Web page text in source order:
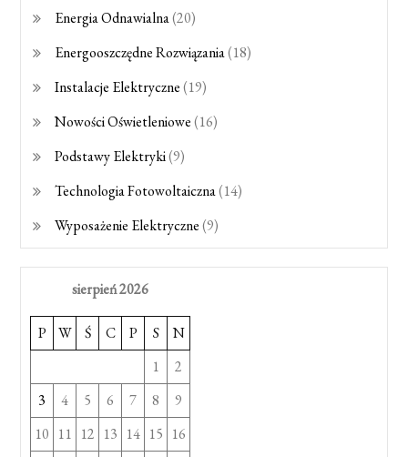
Energia Odnawialna(20)
Energooszczędne Rozwiązania(18)
Instalacje Elektryczne(19)
Nowości Oświetleniowe(16)
Podstawy Elektryki(9)
Technologia Fotowoltaiczna(14)
Wyposażenie Elektryczne(9)
sierpień 2026
P W Ś C P S
N
1
2
3
4 5 6 7 8
9
10 11 12 13 14 15 16